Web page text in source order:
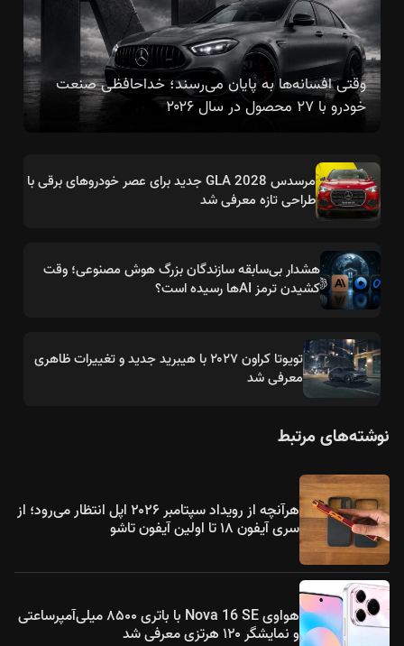
وقتی افسانه‌ها به پایان می‌رسند؛ خداحافظی صنعت
خودرو با ۲۷ محصول در سال ۲۰۲۶
مرسدس GLA 2028 جدید برای عصر خودروهای برقی با
طراحی تازه معرفی شد
هشدار بی‌سابقه سازندگان بزرگ هوش مصنوعی؛ وقت
کشیدن ترمز AIها رسیده است؟
تویوتا کراون ۲۰۲۷ با هیبرید جدید و تغییرات ظاهری
معرفی شد
نوشته‌های مرتبط
هرآنچه از رویداد سپتامبر ۲۰۲۶ اپل انتظار می‌رود؛ از
سری آیفون ۱۸ تا اولین آیفون تاشو
هواوی Nova 16 SE با باتری ۸۵۰۰ میلی‌آمپرساعتی
و نمایشگر ۱۲۰ هرتزی معرفی شد